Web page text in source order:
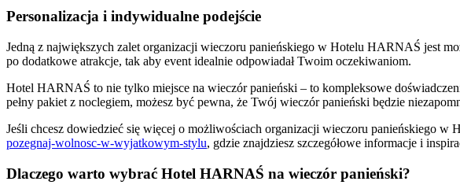
Personalizacja i indywidualne podejście
Jedną z największych zalet organizacji wieczoru panieńskiego w Hotelu HARNAŚ jest
po dodatkowe atrakcje, tak aby event idealnie odpowiadał Twoim oczekiwaniom.
Hotel HARNAŚ to nie tylko miejsce na wieczór panieński – to kompleksowe
pełny pakiet z noclegiem, możesz być pewna, że Twój wieczór panieński będzie
Jeśli chcesz dowiedzieć się więcej o możliwościach organizacji wieczoru panieńskiego
pozegnaj-wolnosc-w-wyjatkowym-stylu, gdzie znajdziesz szczegółowe informacje i
Dlaczego warto wybrać Hotel HARNAŚ na wieczór panieński?